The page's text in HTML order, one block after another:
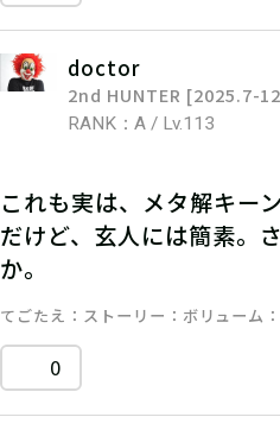
doctor
2nd HUNTER [2025.7-
RANK：A / Lv.113
これも実は、メタ解キー
だけど、玄人には簡素。
か。
てごたえ ストーリー ボリューム
0